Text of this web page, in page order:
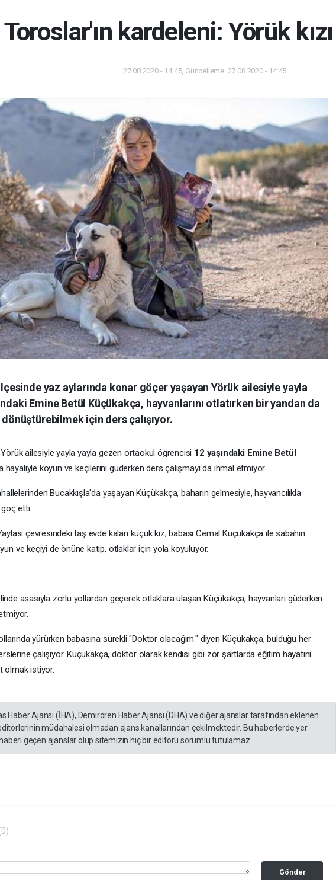
Toroslar'ın kardeleni: Yörük
27.08.2020 - 14:45, Güncelleme: 27.08.2020 - 14:45
yaz aylarında konar göçer yaşayan Yörük ailesiyle yayla
Emine Betül Küçükakça, hayvanlarını otlatırken bir yandan da
için ders çalışıyor.
ailesiyle yayla yayla gezen ortaokul öğrencisi 12 yaşındaki Emine Betül
hayaliyle koyun ve keçilerini güderken ders çalışmayı da ihmal etmiyor.
Bucakkışla'da yaşayan Küçükakça, baharın gelmesiyle, hayvancılıkla
etti.
çevresindeki taş evde kalan küçük kız, babası Cemal Küçükakça ile sabahın
ve keçiyi de önüne katıp, otlaklar için yola koyuluyor.
asasıyla zorlu yollardan geçerek otlaklara ulaşan Küçükakça, hayvanları güderken
yürürken babasına sürekli "Doktor olacağım." diyen Küçükakça, bulduğu her
çalışıyor. Küçükakça, doktor olarak kendisi gibi zor şartlarda eğitim hayatını
olmak istiyor.
Haber Ajansı (İHA), Demirören Haber Ajansı (DHA) ve diğer ajanslar tarafından eklenen
müdahalesi olmadan ajans kanallarından çekilmektedir. Bu haberlerde yer
geçen ajanslar olup sitemizin hiç bir editörü sorumlu tutulamaz...
Gönder